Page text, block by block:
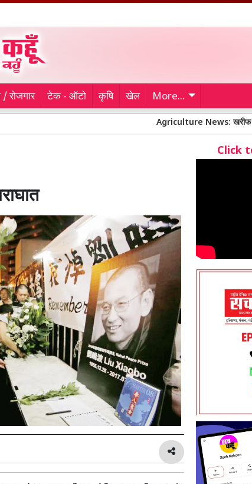
/ रोजगार टेक - ऑटो कृषि खेल More...
Agriculture News: खरीफ फसलों में बढ़ा
Click